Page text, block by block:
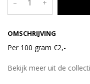
OMSCHRIJVING
Per 100 gram €2,-
– +
Bekijk meer uit de